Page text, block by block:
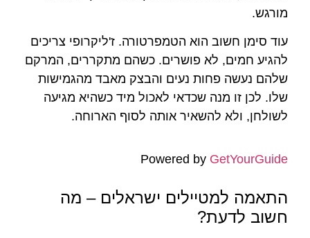
מורגש.
עוד סימן חשוב הוא הטמפרטורה. ז'ליקרופי צריכים
להגיע חמים, לא פושרים. כשהם מתקררים, המרקם
שלהם נעשה פחות נעים והבצק מאבד מהגמישות
שלו. לכן זו מנה שכדאי לאכול מיד כשהיא מגיעה
לשולחן, ולא להשאיר אותה לסוף הארוחה.
Powered by GetYourGuide
התאמה למטיילים ישראלים – מה
חשוב לדעת?